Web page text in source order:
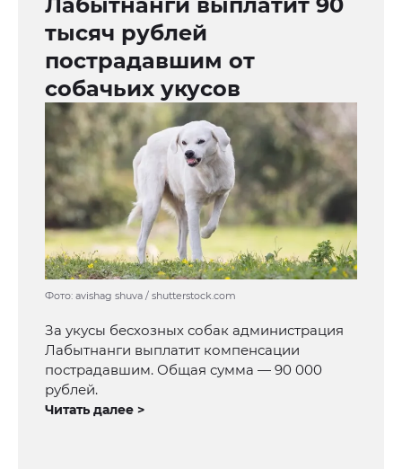
тысяч рублей
пострадавшим от
собачьих укусов
Фото: avishag shuva / shutterstock.com
За укусы бесхозных собак администрация
Лабытнанги выплатит компенсации
пострадавшим. Общая сумма — 90 000
рублей.
Читать далее >